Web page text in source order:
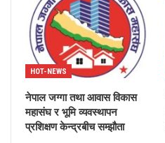
HOT-NEWS
नेपाल जग्गा तथा आवास विकास
महासंघ र भूमि व्यवस्थापन
प्रशिक्षण केन्द्रबीच सम्झौता